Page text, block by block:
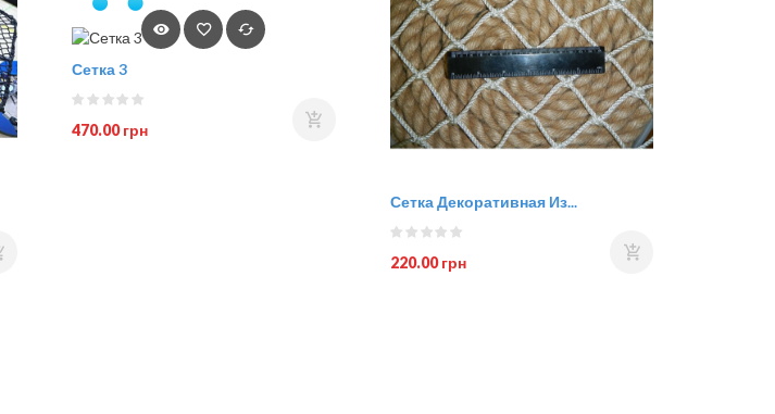
Сетка 3
470.00 грн
Сетка Декоративная Из...
220.00 грн